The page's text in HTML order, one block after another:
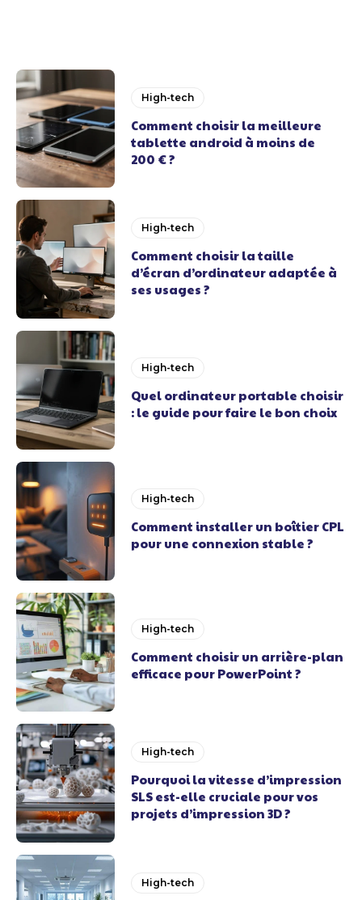
High-tech
Comment choisir la meilleure
tablette android à moins de
200 € ?
High-tech
Comment choisir la taille
d’écran d’ordinateur adaptée à
ses usages ?
High-tech
Quel ordinateur portable choisir
: le guide pour faire le bon choix
High-tech
Comment installer un boîtier CPL
pour une connexion stable ?
High-tech
Comment choisir un arrière-plan
efficace pour PowerPoint ?
High-tech
Pourquoi la vitesse d’impression
SLS est-elle cruciale pour vos
projets d’impression 3D ?
High-tech